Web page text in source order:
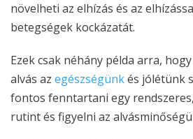
növelheti az elhízás és az
betegségek kockázatát.
Ezek csak néhány példa arra,
alvás az egészségünkés jólétünk
fontos fenntartani egy
rutint és figyelni az